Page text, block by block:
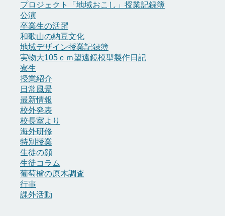
プロジェクト「地域おこし」授業記録簿
公演
卒業生の活躍
和歌山の納豆文化
地域デザイン授業記録簿
実物大105ｃｍ望遠鏡模型製作日記
寮生
授業紹介
日常風景
最新情報
校外発表
校長室より
海外研修
特別授業
生徒の顔
生徒コラム
葡萄櫨の原木調査
行事
課外活動